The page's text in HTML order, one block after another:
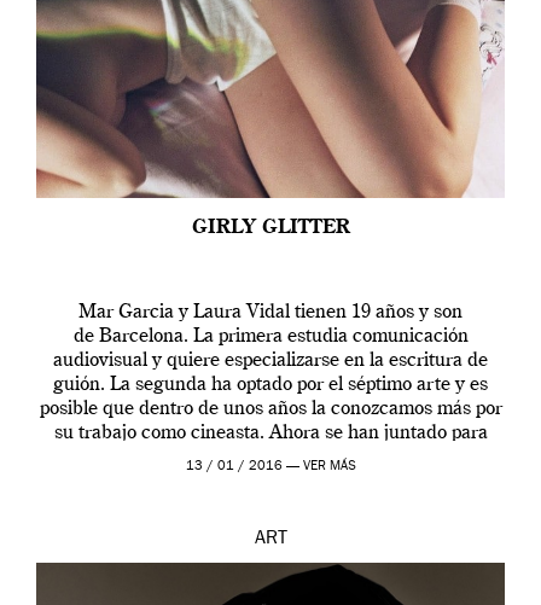
GIRLY GLITTER
Mar Garcia y Laura Vidal tienen 19 años y son
de Barcelona. La primera estudia comunicación
audiovisual y quiere especializarse en la escritura de
guión. La segunda ha optado por el séptimo arte y es
posible que dentro de unos años la conozcamos más por
su trabajo como cineasta. Ahora se han juntado para
contarnos una […]
13 / 01 / 2016 — VER MÁS
ART